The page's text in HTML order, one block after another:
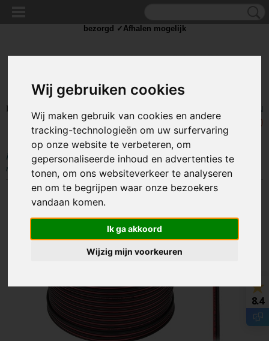
Wij gebruiken cookies
Wij maken gebruik van cookies en andere
tracking-technologieën om uw surfervaring
op onze website te verbeteren, om
gepersonaliseerde inhoud en advertenties te
tonen, om ons websiteverkeer te analyseren
en om te begrijpen waar onze bezoekers
vandaan komen.
Ik ga akkoord
Wijzig mijn voorkeuren
Inloggen
UW WINKELWAGEN
Geen producten
(0)
Home >BEDRADING>Luidsprekerkabel > Luidsprekerkabel 2 x 0.50
mm zwart/rood op rol 100 meter
bezorgd ✓Afhalen mogelijk
8.4